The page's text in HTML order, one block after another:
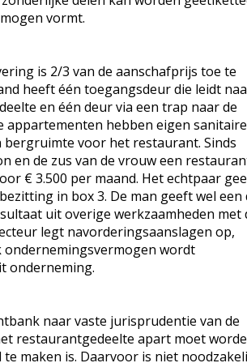
vormt.
is 2/3 van de aanschafprijs toe te
heeft één toegangsdeur die leidt
en één deur via een trap naar de
appartementen hebben eigen sanitaire
voor het restaurant. Sinds
en de zus van de vrouw een
€ 3.500 per maand. Het echtpaar
in box 3. De man geeft wel een
uit overige werkzaamheden met
legt navorderingsaanslagen op,
wordt
onderneming.
naar vaste jurisprudentie van de
restaurantgedeelte apart moet
maken is. Daarvoor is niet